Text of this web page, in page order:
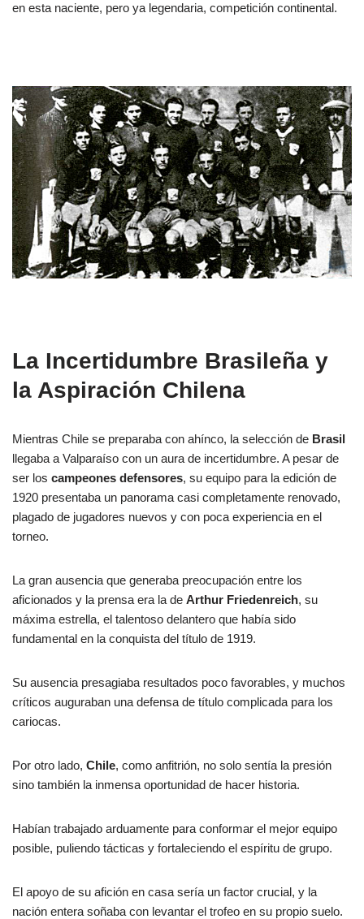
en esta naciente, pero ya legendaria, competición continental.
La Incertidumbre Brasileña y
la Aspiración Chilena
Mientras Chile se preparaba con ahínco, la selección de Brasil
llegaba a Valparaíso con un aura de incertidumbre. A pesar de
ser los campeones defensores, su equipo para la edición de
1920 presentaba un panorama casi completamente renovado,
plagado de jugadores nuevos y con poca experiencia en el
torneo.
La gran ausencia que generaba preocupación entre los
aficionados y la prensa era la de Arthur Friedenreich, su
máxima estrella, el talentoso delantero que había sido
fundamental en la conquista del título de 1919.
Su ausencia presagiaba resultados poco favorables, y muchos
críticos auguraban una defensa de título complicada para los
cariocas.
Por otro lado, Chile, como anfitrión, no solo sentía la presión
sino también la inmensa oportunidad de hacer historia.
Habían trabajado arduamente para conformar el mejor equipo
posible, puliendo tácticas y fortaleciendo el espíritu de grupo.
El apoyo de su afición en casa sería un factor crucial, y la
nación entera soñaba con levantar el trofeo en su propio suelo.